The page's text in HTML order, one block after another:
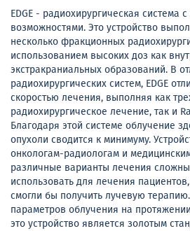
EDGE - радиохирургическая система
возможностями. Это устройство
несколько фракционных
использованием высоких доз как
экстракраниальных образований. В
радиохирургических систем, EDGE
скоростью лечения, выполняя как
радиохирургическое лечение, так и
Благодаря этой системе облучение
опухоли сводится к минимуму.
онкологам-радиологам и
различные варианты лечения
использовать для лечения
смогли бы получить лучевую
параметров облучения на
это устройство является золотым